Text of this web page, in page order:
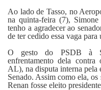
Ao lado de Tasso, no
na quinta-feira (7), Simone
tenho a agradecer ao
de ter cedido essa vaga para
O gesto do PSDB à
enfrentamento dela
AL), na disputa interna pela
Senado. Assim como ela,
Renan fosse eleito